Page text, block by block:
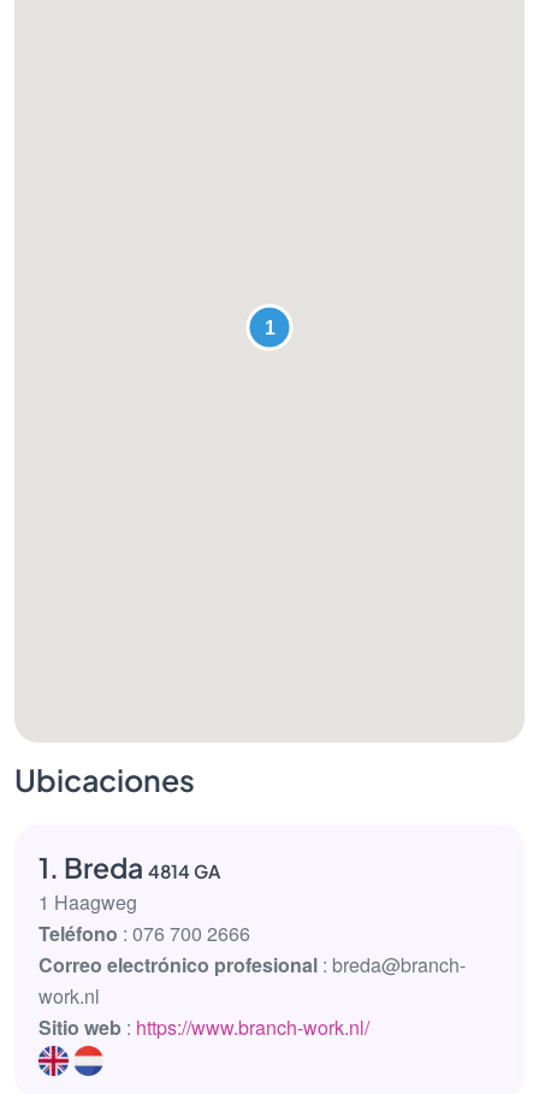
Ubicaciones
1. Breda 4814 GA
1 Haagweg
Teléfono : 076 700 2666
Correo electrónico profesional : breda@branch-
work.nl
Sitio web : https://www.branch-work.nl/